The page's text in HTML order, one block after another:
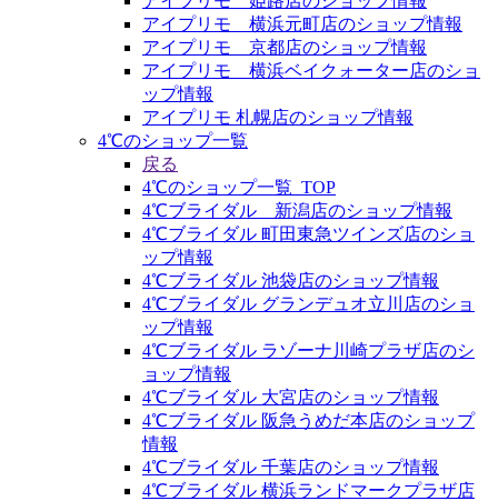
アイプリモ 横浜元町店のショップ情報
アイプリモ 京都店のショップ情報
アイプリモ 横浜ベイクォーター店のショ
ップ情報
アイプリモ 札幌店のショップ情報
4℃のショップ一覧
戻る
4℃のショップ一覧_TOP
4℃ブライダル 新潟店のショップ情報
4℃ブライダル 町田東急ツインズ店のショ
ップ情報
4℃ブライダル 池袋店のショップ情報
4℃ブライダル グランデュオ立川店のショ
ップ情報
4℃ブライダル ラゾーナ川崎プラザ店のシ
ョップ情報
4℃ブライダル 大宮店のショップ情報
4℃ブライダル 阪急うめだ本店のショップ
情報
4℃ブライダル 千葉店のショップ情報
4℃ブライダル 横浜ランドマークプラザ店